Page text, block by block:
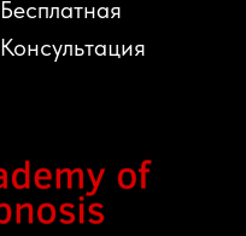
Бесплатная
Консультация